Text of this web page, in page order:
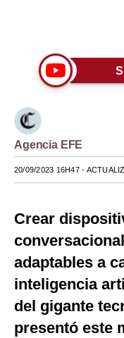
Lujo
Viajes
Moda
Estilos
Mundo
España
Internacional
Tecnología
Agencia EFE
20/09/2023 16H47-
Crear
adaptables a
inteligencia
del gigante
presentó este